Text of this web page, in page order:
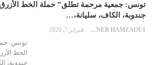
تونس: جمعية مرحمة تطلق” حملة الخط
جندوبة، الكاف، سليانة،…
ZAYNEB HAMZAOUI فبراير 7, 2020
تونس:
الخط
جندوبة،